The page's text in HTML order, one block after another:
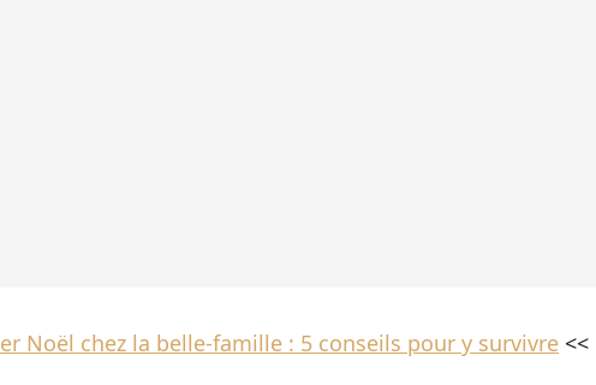
Noël chez la belle-famille : 5 conseils pour y survivre <<